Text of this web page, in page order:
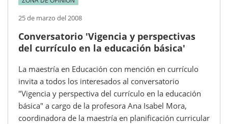
25 de marzo del 2008
Conversatorio 'Vigencia y perspectivas
del currículo en la educación básica'
La maestría en Educación con mención en currículo
invita a todos los interesados al conversatorio
"Vigencia y perspectiva del currículo en la educación
básica" a cargo de la profesora Ana Isabel Mora,
coordinadora de la maestría en planificación curricular